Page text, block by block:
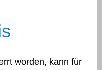
worden, kann für